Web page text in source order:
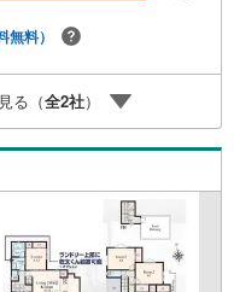
ーーーーーーーーーーーー
のものとなります。金利
る場合があります。ーーー
ーーーーーーーー
無料）
る（全2社）